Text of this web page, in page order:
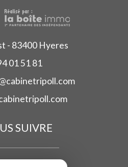
- 83400 Hyeres
01 51 81
SUIVRE